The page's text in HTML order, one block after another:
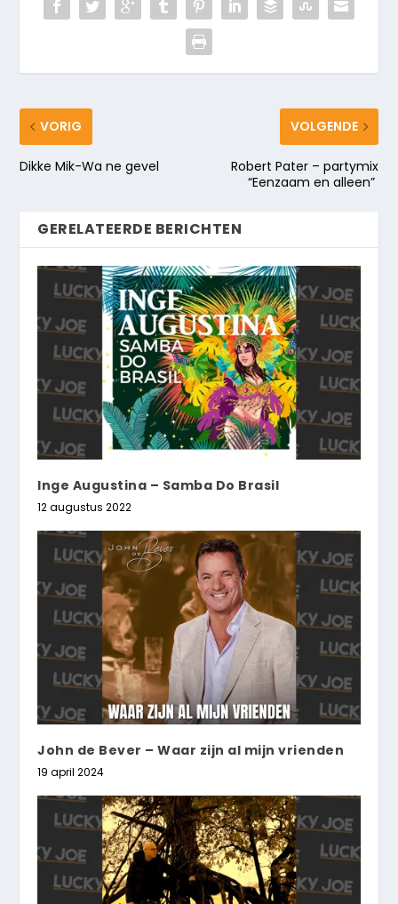
VORIG
Dikke Mik-Wa ne gevel
VOLGENDE
Robert Pater – partymix
“Eenzaam en alleen”
GERELATEERDE BERICHTEN
Inge Augustina – Samba Do Brasil
12 augustus 2022
John de Bever – Waar zijn al mijn vrienden
19 april 2024